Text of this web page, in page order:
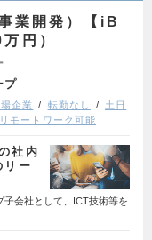
業開発）【iB
円）
プ
場企業 転勤なし
土日
リモートワーク可能
社内
リー
子会社として、ICT技術等を